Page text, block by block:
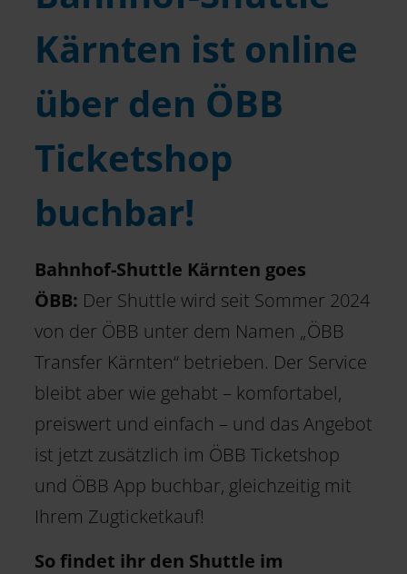
Kärnten ist online
über den ÖBB
Ticketshop
buchbar!
Bahnhof-Shuttle Kärnten goes
ÖBB: Der Shuttle wird seit Sommer 2024
von der ÖBB unter dem Namen „ÖBB
Transfer Kärnten“ betrieben. Der Service
bleibt aber wie gehabt – komfortabel,
preiswert und einfach – und das Angebot
ist jetzt zusätzlich im ÖBB Ticketshop
und ÖBB App buchbar, gleichzeitig mit
Ihrem Zugticketkauf!
So findet ihr den Shuttle im